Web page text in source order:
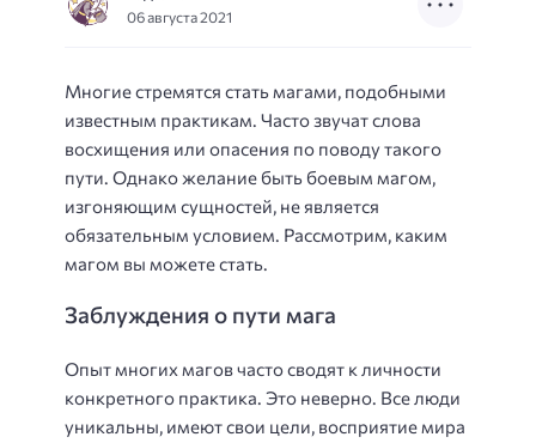
06 августа 2021
Многие стремятся стать магами, подобными
известным практикам. Часто звучат слова
восхищения или опасения по поводу такого
пути. Однако желание быть боевым магом,
изгоняющим сущностей, не является
обязательным условием. Рассмотрим, каким
магом вы можете стать.
Заблуждения о пути мага
Опыт многих магов часто сводят к личности
конкретного практика. Это неверно. Все люди
уникальны, имеют свои цели, восприятие мира